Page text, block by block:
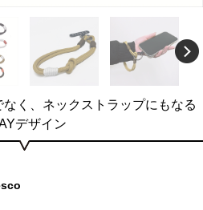
く、ネックストラップにもなる
デザイン